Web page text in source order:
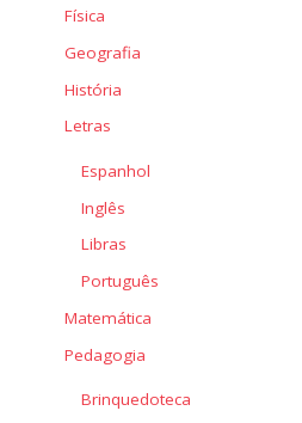
Física
Geografia
História
Letras
Espanhol
Inglês
Libras
Português
Matemática
Pedagogia
Brinquedoteca